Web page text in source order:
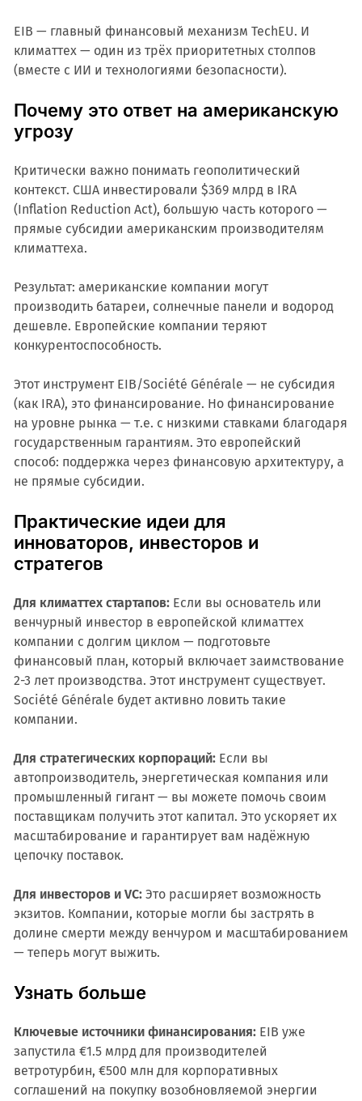
EIB — главный финансовый механизм TechEU. И
климаттех — один из трёх приоритетных столпов
(вместе с ИИ и технологиями безопасности).
Почему это ответ на американскую
угрозу
Критически важно понимать геополитический
контекст. США инвестировали $369 млрд в IRA
(Inflation Reduction Act), большую часть которого —
прямые субсидии американским производителям
климаттеха.
Результат: американские компании могут
производить батареи, солнечные панели и водород
дешевле. Европейские компании теряют
конкурентоспособность.
Этот инструмент EIB/Société Générale — не субсидия
(как IRA), это финансирование. Но финансирование
на уровне рынка — т.е. с низкими ставками благодаря
государственным гарантиям. Это европейский
способ: поддержка через финансовую архитектуру, а
не прямые субсидии.
Практические идеи для
инноваторов, инвесторов и
стратегов
Для климаттех стартапов:Если вы основатель или
венчурный инвестор в европейской климаттех
компании с долгим циклом — подготовьте
финансовый план, который включает заимствование
2-3 лет производства. Этот инструмент существует.
Société Générale будет активно ловить такие
компании.
Для стратегических корпораций:Если вы
автопроизводитель, энергетическая компания или
промышленный гигант — вы можете помочь своим
поставщикам получить этот капитал. Это ускоряет их
масштабирование и гарантирует вам надёжную
цепочку поставок.
Для инвесторов и VC:Это расширяет возможность
экзитов. Компании, которые могли бы застрять в
долине смерти между венчуром и масштабированием
— теперь могут выжить.
Узнать больше
Ключевые источники финансирования:EIB уже
запустила €1.5 млрд для производителей
ветротурбин, €500 млн для корпоративных
соглашений на покупку возобновляемой энергии